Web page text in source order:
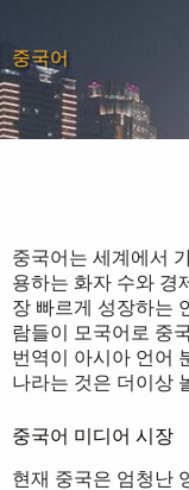
중국어
중국어는 세계에서
용하는 화자 수와 경
장 빠르게 성장하는
람들이 모국어로 중
번역이 아시아 언어
나라는 것은 더이상
중국어 미디어 시장
현재 중국은 엄청난